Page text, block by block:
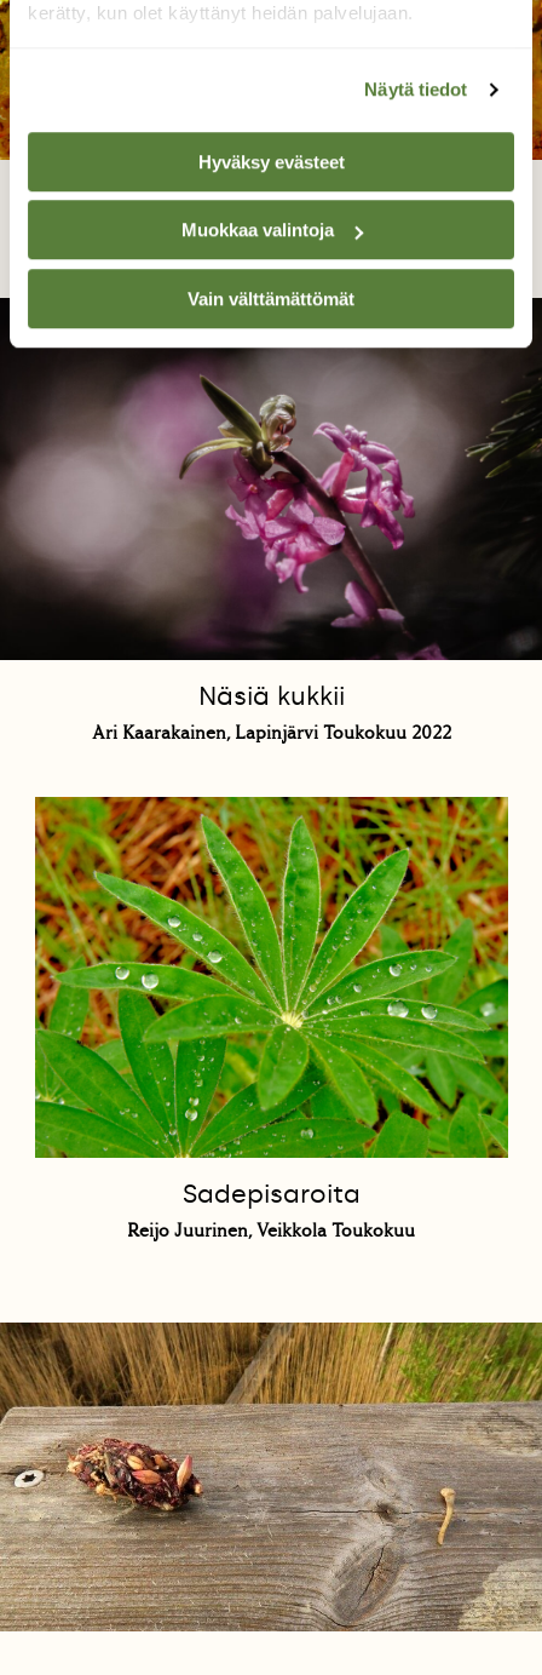
kerätty, kun olet käyttänyt heidän palvelujaan.
Näytä tiedot
Hyväksy evästeet
Muokkaa valintoja
Vain välttämättömät
Muistakaa syödä!
Reijo Juurinen, Veikkola Toukokuu
Näsiä kukkii
Ari Kaarakainen, Lapinjärvi Toukokuu 2022
Sadepisaroita
Reijo Juurinen, Veikkola Toukokuu